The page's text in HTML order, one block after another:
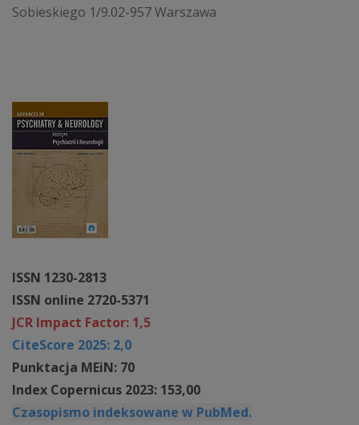
ISSN 1230-2813
ISSN online 2720-5371
JCR Impact Factor: 1,5
CiteScore 2025: 2,0
Punktacja MEiN: 70
Index Copernicus 2023: 153,00
Czasopismo indeksowane w PubMed.
Sobieskiego 1/9.02-957 Warszawa